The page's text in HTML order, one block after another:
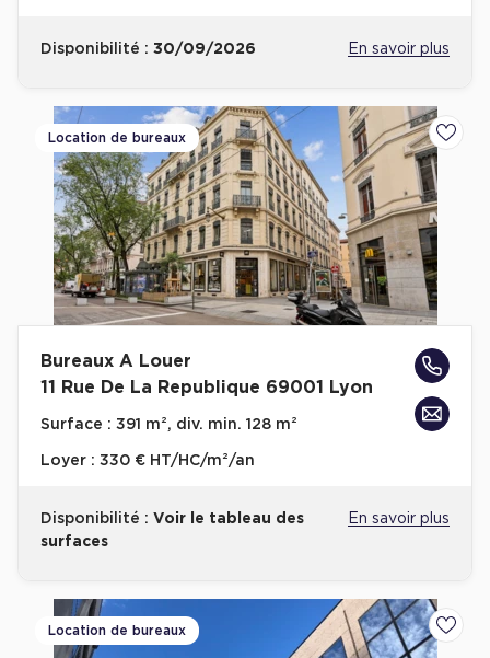
Disponibilité : 30/09/2026 En savoir plus
Location de bureaux
Bureaux A Louer
11 Rue De La Republique 69001 Lyon
Surface : 391 m², div. min. 128 m²
Loyer : 330 € HT/HC/m²/an
Disponibilité : Voir le tableau des
surfaces
En savoir plus
Location de bureaux